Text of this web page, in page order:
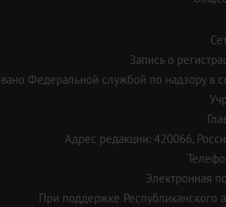
Запись о
Федеральной службой по надзору в
Адрес редакции: 420066,
Электронная
При поддержке Республиканского